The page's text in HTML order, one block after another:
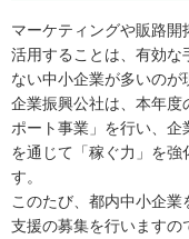
マーケティングや販路
活用することは、有効
ない中小企業が多いの
企業振興公社は、本年度
ポート事業」を行い、
を通じて「稼ぐ力」を強
す。
このたび、都内中小企
支援の募集を行いますの